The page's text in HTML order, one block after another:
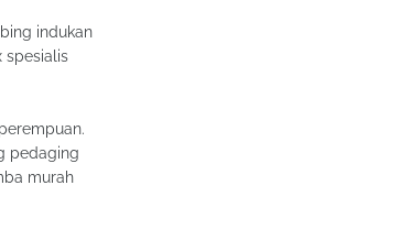
indukan
spesialis
pedaging
murah